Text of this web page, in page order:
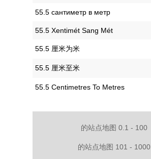
‎55.5 сантиметр в метр
‎55.5 Xentimét Sang Mét
‎55.5 厘米为米
‎55.5 厘米至米
‎55.5 Centimetres To Metres
的站点地图 0.1 - 100
的站点地图 101 - 1000